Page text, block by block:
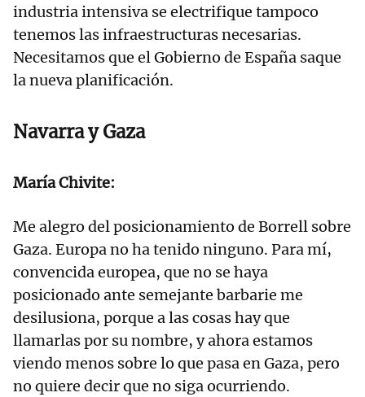
industria intensiva se electrifique tampoco
tenemos las infraestructuras necesarias.
Necesitamos que el Gobierno de España saque
la nueva planificación.
Navarra y Gaza
María Chivite:
Me alegro del posicionamiento de Borrell sobre
Gaza. Europa no ha tenido ninguno. Para mí,
convencida europea, que no se haya
posicionado ante semejante barbarie me
desilusiona, porque a las cosas hay que
llamarlas por su nombre, y ahora estamos
viendo menos sobre lo que pasa en Gaza, pero
no quiere decir que no siga ocurriendo.